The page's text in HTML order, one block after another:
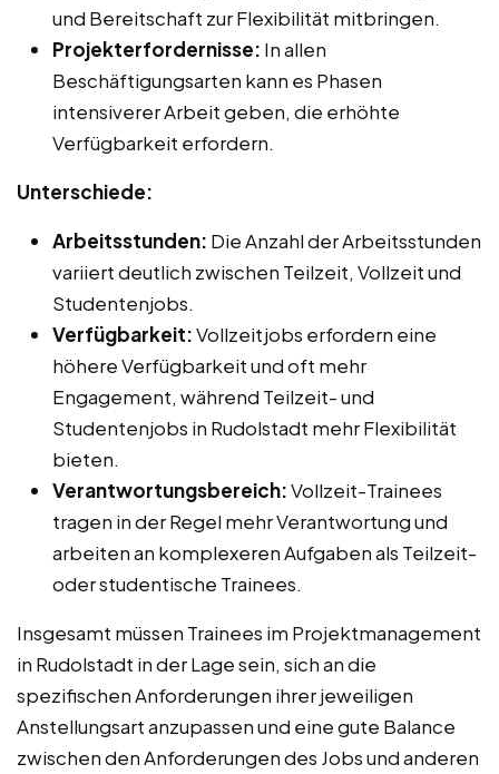
und Bereitschaft zur Flexibilität mitbringen.
Projekterfordernisse: In allen
Beschäftigungsarten kann es Phasen
intensiverer Arbeit geben, die erhöhte
Verfügbarkeit erfordern.
Unterschiede:
Arbeitsstunden: Die Anzahl der Arbeitsstunden
variiert deutlich zwischen Teilzeit, Vollzeit und
Studentenjobs.
Verfügbarkeit:Vollzeitjobs erfordern eine
höhere Verfügbarkeit und oft mehr
Engagement, während Teilzeit- und
Studentenjobs in Rudolstadt mehr Flexibilität
bieten.
Verantwortungsbereich:Vollzeit-Trainees
tragen in der Regel mehr Verantwortung und
arbeiten an komplexeren Aufgaben als Teilzeit-
oder studentische Trainees.
Insgesamt müssen Trainees im Projektmanagement
in Rudolstadt in der Lage sein, sich an die
spezifischen Anforderungen ihrer jeweiligen
Anstellungsart anzupassen und eine gute Balance
zwischen den Anforderungen des Jobs und anderen